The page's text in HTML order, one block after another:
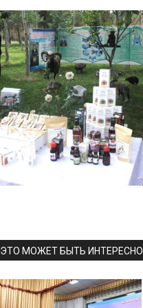
ЭТО МОЖЕТ БЫТЬ ИНТЕРЕСНО